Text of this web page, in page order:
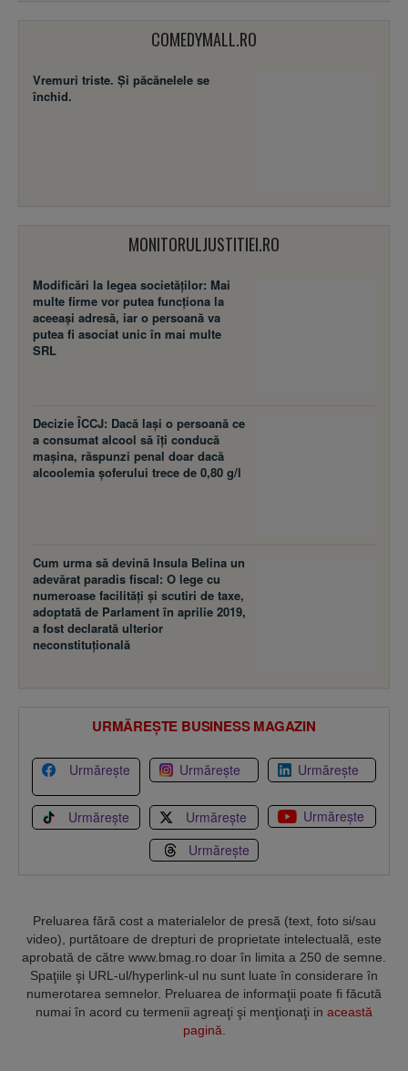
COMEDYMALL.RO
Vremuri triste. Şi păcănelele se
închid.
MONITORULJUSTITIEI.RO
Modificări la legea societăţilor: Mai
multe firme vor putea funcţiona la
aceeaşi adresă, iar o persoană va
putea fi asociat unic în mai multe
SRL
Decizie ÎCCJ: Dacă laşi o persoană ce
a consumat alcool să îţi conducă
maşina, răspunzi penal doar dacă
alcoolemia şoferului trece de 0,80 g/l
Cum urma să devină Insula Belina un
adevărat paradis fiscal: O lege cu
numeroase facilităţi şi scutiri de taxe,
adoptată de Parlament în aprilie 2019,
a fost declarată ulterior
neconstituţională
URMĂREȘTE BUSINESS MAGAZIN
Urmărește Urmărește Urmărește
Urmărește Urmărește
Urmărește
Urmărește
Preluarea fără cost a materialelor de presă (text, foto si/sau
video), purtătoare de drepturi de proprietate intelectuală, este
aprobată de către www.bmag.ro doar în limita a 250 de semne.
Spaţiile şi URL-ul/hyperlink-ul nu sunt luate în considerare în
numerotarea semnelor. Preluarea de informaţii poate fi făcută
numai în acord cu termenii agreaţi şi menţionaţi in această
pagină.